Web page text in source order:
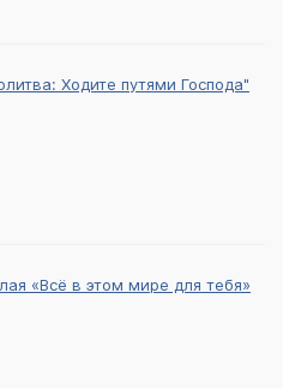
Ходите путями Господа"
«Всё в этом мире для тебя»